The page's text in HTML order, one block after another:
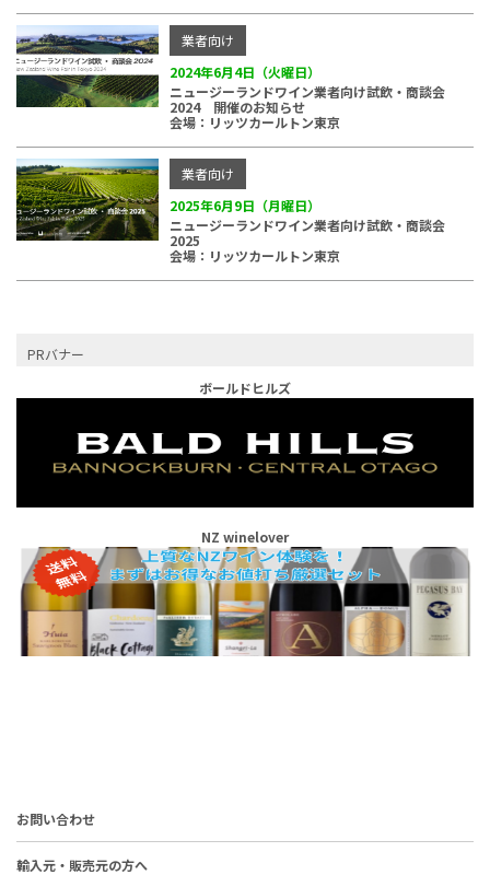
業者向け
2024年6月4日（火曜日）
ニュージーランドワイン業者向け試飲・商談会
2024 開催のお知らせ
会場：リッツカールトン東京
業者向け
2025年6月9日（月曜日）
ニュージーランドワイン業者向け試飲・商談会
2025
会場：リッツカールトン東京
PRバナー
ボールドヒルズ
NZ winelover
お問い合わせ
輸入元・販売元の方へ